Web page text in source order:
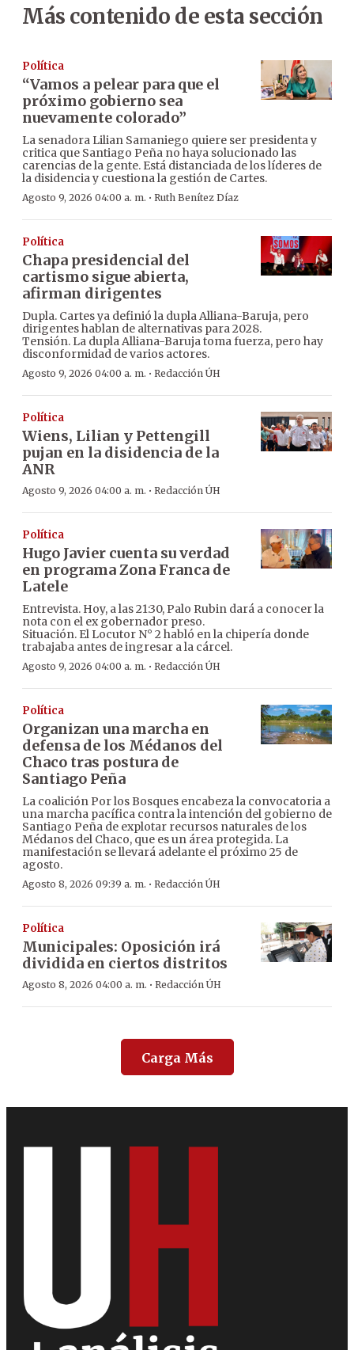
Más contenido de esta sección
Política
“Vamos a pelear para que el
próximo gobierno sea
nuevamente colorado”
La senadora Lilian Samaniego quiere ser presidenta y
critica que Santiago Peña no haya solucionado las
carencias de la gente. Está distanciada de los líderes de
la disidencia y cuestiona la gestión de Cartes.
Agosto 9, 2026 04:00 a. m. · Ruth Benítez Díaz
Política
Chapa presidencial del
cartismo sigue abierta,
afirman dirigentes
Dupla. Cartes ya definió la dupla Alliana-Baruja, pero
dirigentes hablan de alternativas para 2028.
Tensión. La dupla Alliana-Baruja toma fuerza, pero hay
disconformidad de varios actores.
Agosto 9, 2026 04:00 a. m. · Redacción ÚH
Política
Wiens, Lilian y Pettengill
pujan en la disidencia de la
ANR
Agosto 9, 2026 04:00 a. m. · Redacción ÚH
Política
Hugo Javier cuenta su verdad
en programa Zona Franca de
Latele
Entrevista. Hoy, a las 21:30, Palo Rubin dará a conocer la
nota con el ex gobernador preso.
Situación. El Locutor N° 2 habló en la chipería donde
trabajaba antes de ingresar a la cárcel.
Agosto 9, 2026 04:00 a. m. · Redacción ÚH
Política
Organizan una marcha en
defensa de los Médanos del
Chaco tras postura de
Santiago Peña
La coalición Por los Bosques encabeza la convocatoria a
una marcha pacífica contra la intención del gobierno de
Santiago Peña de explotar recursos naturales de los
Médanos del Chaco, que es un área protegida. La
manifestación se llevará adelante el próximo 25 de
agosto.
Agosto 8, 2026 09:39 a. m. · Redacción ÚH
Política
Municipales: Oposición irá
dividida en ciertos distritos
Agosto 8, 2026 04:00 a. m. · Redacción ÚH
Carga Más